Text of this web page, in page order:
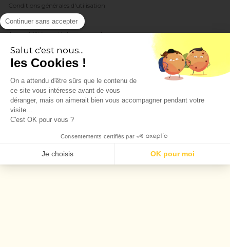
Conditions générales d'utilisation
Accessibilité : partiellement conforme
Politique de protection des données
Politique de gestion des cookies
Mentions légales
Groupe Picoty
Continuer sans accepter
Salut c'est nous...
les Cookies !
On a attendu d'être sûrs que le contenu de
ce site vous intéresse avant de vous
déranger, mais on aimerait bien vous accompagner pendant votre
visite...
C'est OK pour vous ?
Consentements certifiés par
Je choisis
OK pour moi